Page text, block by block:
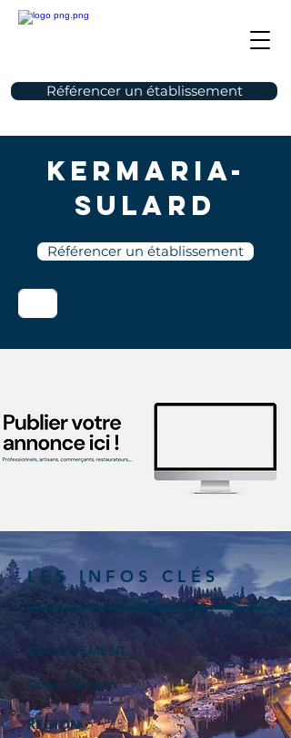
Référencer un établissement
Kermaria-
Sulard
Référencer un établissement
LES INFOS CLÉS
DÉPARTEMENT
Côte d’Armor
RÉGION